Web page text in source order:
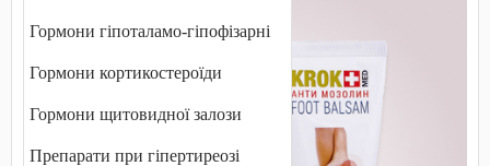
Гормони гіпоталамо-гіпофізарні
Гормони кортикостероїди
Гормони щитовидної залози
Препарати при гіпертиреозі